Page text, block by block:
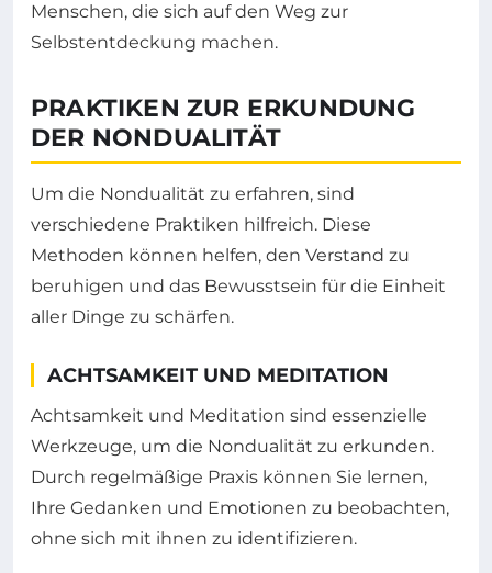
Menschen, die sich auf den Weg zur
Selbstentdeckung machen.
PRAKTIKEN ZUR ERKUNDUNG
DER NONDUALITÄT
Um die Nondualität zu erfahren, sind
verschiedene Praktiken hilfreich. Diese
Methoden können helfen, den Verstand zu
beruhigen und das Bewusstsein für die Einheit
aller Dinge zu schärfen.
ACHTSAMKEIT UND MEDITATION
Achtsamkeit und Meditation sind essenzielle
Werkzeuge, um die Nondualität zu erkunden.
Durch regelmäßige Praxis können Sie lernen,
Ihre Gedanken und Emotionen zu beobachten,
ohne sich mit ihnen zu identifizieren.